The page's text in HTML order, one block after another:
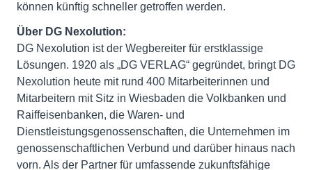
können künftig schneller getroffen werden.
Über DG Nexolution:
DG Nexolution ist der Wegbereiter für erstklassige
Lösungen. 1920 als „DG VERLAG“ gegründet, bringt DG
Nexolution heute mit rund 400 Mitarbeiterinnen und
Mitarbeitern mit Sitz in Wiesbaden die Volkbanken und
Raiffeisenbanken, die Waren- und
Dienstleistungsgenossenschaften, die Unternehmen im
genossenschaftlichen Verbund und darüber hinaus nach
vorn. Als der Partner für umfassende zukunftsfähige